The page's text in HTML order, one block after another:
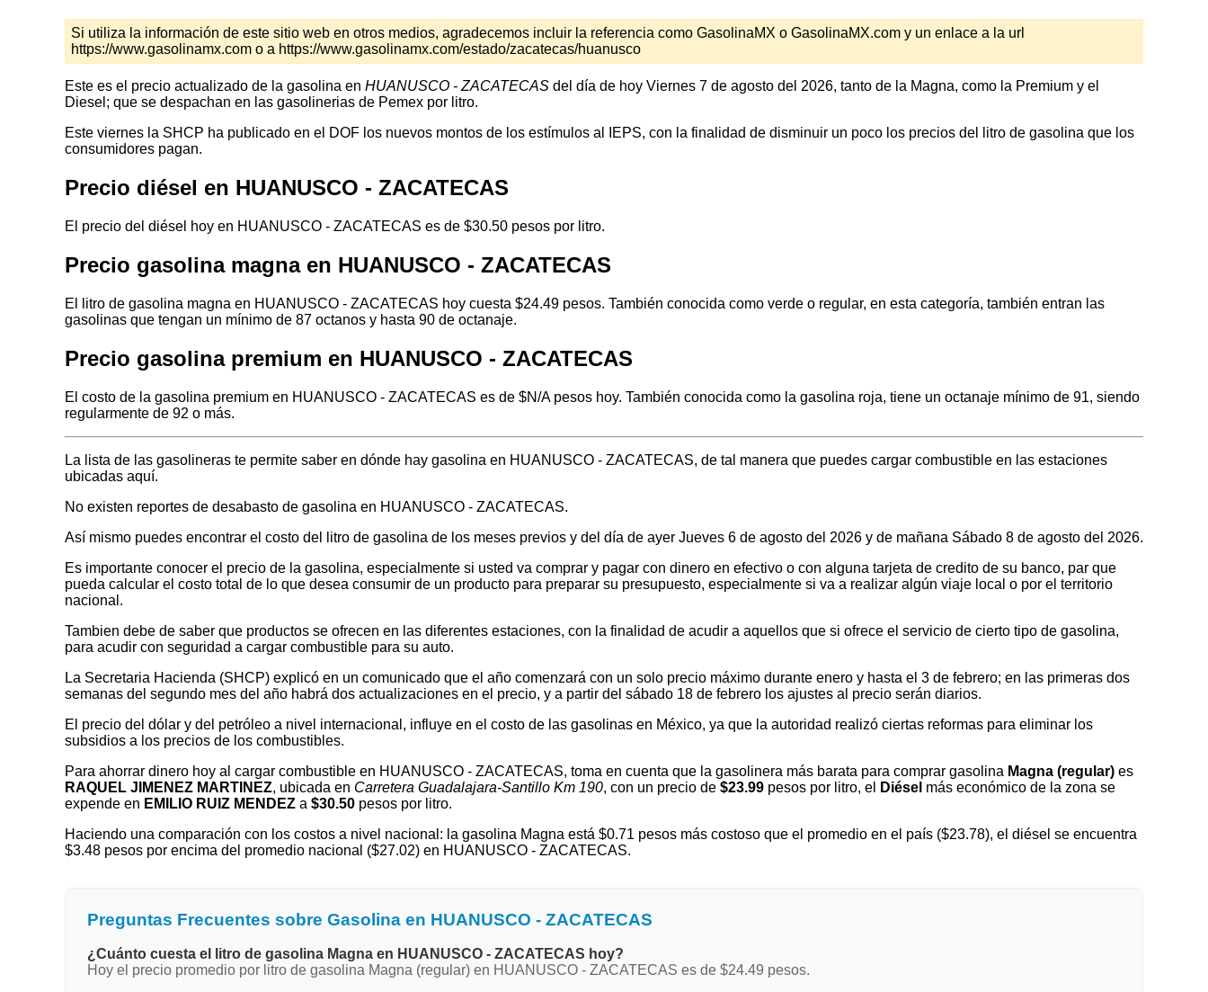
Si utiliza la información de este sitio web en otros medios, agradecemos incluir la referencia como GasolinaMX o GasolinaMX.com y un enlace a la url
https://www.gasolinamx.com o a https://www.gasolinamx.com/estado/zacatecas/huanusco
Este es el precio actualizado de la gasolina en HUANUSCO - ZACATECAS del día de hoy Viernes 7 de agosto del 2026, tanto de la Magna, como la Premium y el
Diesel; que se despachan en las gasolinerias de Pemex por litro.
Este viernes la SHCP ha publicado en el DOF los nuevos montos de los estímulos al IEPS, con la finalidad de disminuir un poco los precios del litro de gasolina que los
consumidores pagan.
Precio diésel en HUANUSCO - ZACATECAS
El precio del diésel hoy en HUANUSCO - ZACATECAS es de $30.50 pesos por litro.
Precio gasolina magna en HUANUSCO - ZACATECAS
El litro de gasolina magna en HUANUSCO - ZACATECAS hoy cuesta $24.49 pesos. También conocida como verde o regular, en esta categoría, también entran las
gasolinas que tengan un mínimo de 87 octanos y hasta 90 de octanaje.
Precio gasolina premium en HUANUSCO - ZACATECAS
El costo de la gasolina premium en HUANUSCO - ZACATECAS es de $N/A pesos hoy. También conocida como la gasolina roja, tiene un octanaje mínimo de 91, siendo
regularmente de 92 o más.
La lista de las gasolineras te permite saber en dónde hay gasolina en HUANUSCO - ZACATECAS, de tal manera que puedes cargar combustible en las estaciones
ubicadas aquí.
No existen reportes de desabasto de gasolina en HUANUSCO - ZACATECAS.
Así mismo puedes encontrar el costo del litro de gasolina de los meses previos y del día de ayer Jueves 6 de agosto del 2026 y de mañana Sábado 8 de agosto del 2026.
Es importante conocer el precio de la gasolina, especialmente si usted va comprar y pagar con dinero en efectivo o con alguna tarjeta de credito de su banco, par que
pueda calcular el costo total de lo que desea consumir de un producto para preparar su presupuesto, especialmente si va a realizar algún viaje local o por el territorio
nacional.
Tambien debe de saber que productos se ofrecen en las diferentes estaciones, con la finalidad de acudir a aquellos que si ofrece el servicio de cierto tipo de gasolina,
para acudir con seguridad a cargar combustible para su auto.
La Secretaria Hacienda (SHCP) explicó en un comunicado que el año comenzará con un solo precio máximo durante enero y hasta el 3 de febrero; en las primeras dos
semanas del segundo mes del año habrá dos actualizaciones en el precio, y a partir del sábado 18 de febrero los ajustes al precio serán diarios.
El precio del dólar y del petróleo a nivel internacional, influye en el costo de las gasolinas en México, ya que la autoridad realizó ciertas reformas para eliminar los
subsidios a los precios de los combustibles.
Para ahorrar dinero hoy al cargar combustible en HUANUSCO - ZACATECAS, toma en cuenta que la gasolinera más barata para comprar gasolina Magna (regular) es
RAQUEL JIMENEZ MARTINEZ, ubicada en Carretera Guadalajara-Santillo Km 190, con un precio de $23.99 pesos por litro, el Diésel más económico de la zona se
expende en EMILIO RUIZ MENDEZ a $30.50 pesos por litro.
Haciendo una comparación con los costos a nivel nacional: la gasolina Magna está $0.71 pesos más costoso que el promedio en el país ($23.78), el diésel se encuentra
$3.48 pesos por encima del promedio nacional ($27.02) en HUANUSCO - ZACATECAS.
Preguntas Frecuentes sobre Gasolina en HUANUSCO - ZACATECAS
¿Cuánto cuesta el litro de gasolina Magna en HUANUSCO - ZACATECAS hoy?
Hoy el precio promedio por litro de gasolina Magna (regular) en HUANUSCO - ZACATECAS es de $24.49 pesos.